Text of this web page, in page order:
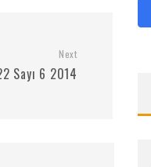
Next
Sayı 6 2014